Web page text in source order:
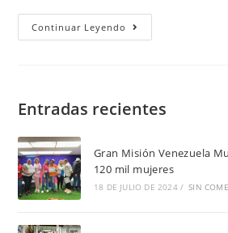
Continuar Leyendo
Entradas recientes
Gran Misión Venezuela
120 mil mujeres
18 DE JULIO DE 2024 / SIN